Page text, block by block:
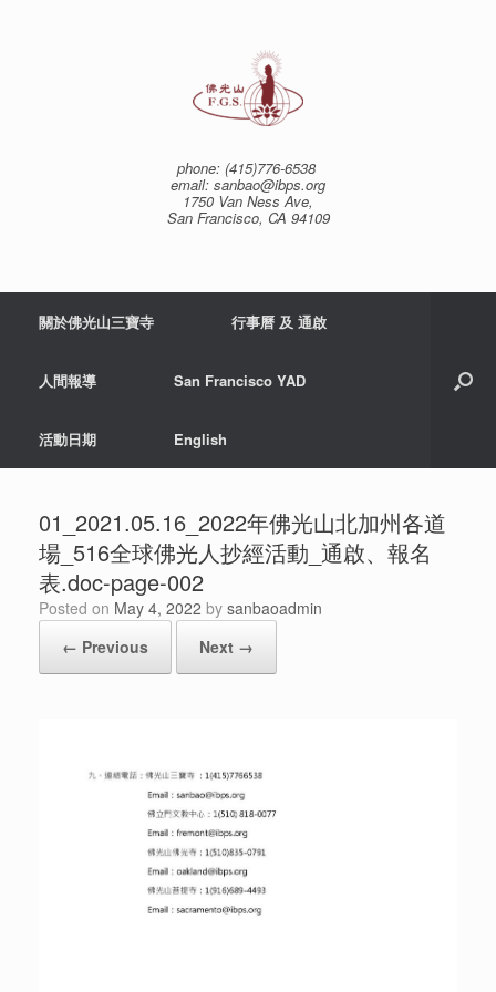
phone: (415)776-6538
email: sanbao@ibps.org
1750 Van Ness Ave,
San Francisco, CA 94109
關於佛光山三寶寺 行事曆 及 通啟
人間報導 San Francisco YAD
活動日期 English
01_2021.05.16_2022年佛光山北加州各道
場_516全球佛光人抄經活動_通啟、報名
表.doc-page-002
Posted on May 4, 2022 by sanbaoadmin
← Previous
Next →